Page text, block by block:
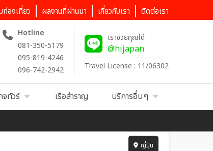
ท่องเที่ยว ผลงานที่ผ่านมา เกี่ยวกับเรา ติดต่อเรา
Hotline
081-350-5179
095-819-4246
096-742-2942
เราช่วยคุณได้
@hijapan
Travel License : 11/06302
ทัวร์ เรือสำราญ บริการอื่นๆ
ญี่ปุ่น